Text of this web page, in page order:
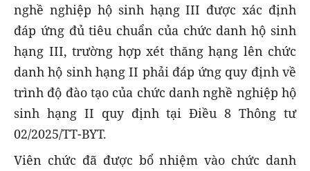
nghề nghiệp hộ sinh hạng III được xác định
đáp ứng đủ tiêu chuẩn của chức danh hộ sinh
hạng III, trường hợp xét thăng hạng lên chức
danh hộ sinh hạng II phải đáp ứng quy định về
trình độ đào tạo của chức danh nghề nghiệp hộ
sinh hạng II quy định tại Điều 8 Thông tư
02/2025/TT-BYT.
Viên chức đã được bổ nhiệm vào chức danh